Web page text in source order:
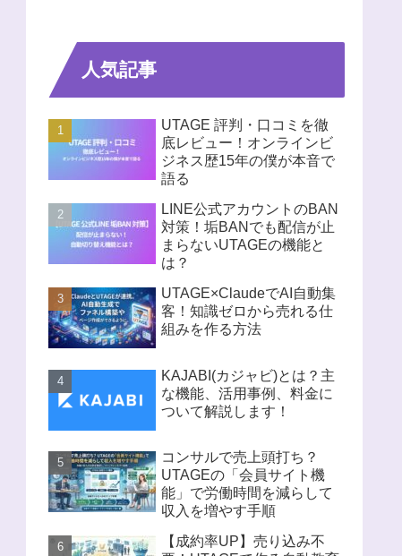
人気記事
UTAGE 評判・口コミを徹
底レビュー！オンラインビ
ジネス歴15年の僕が本音で
語る
LINE公式アカウントのBAN
対策！垢BANでも配信が止
まらないUTAGEの機能と
は？
UTAGE×ClaudeでAI自動集
客！知識ゼロから売れる仕
組みを作る方法
KAJABI(カジャビ)とは？主
な機能、活用事例、料金に
ついて解説します！
コンサルで売上頭打ち？
UTAGEの「会員サイト機
能」で労働時間を減らして
収入を増やす手順
【成約率UP】売り込み不